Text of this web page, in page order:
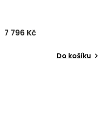
7 796 Kč
Do košíku